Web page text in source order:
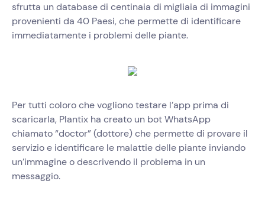
sfrutta un database di centinaia di migliaia di immagini
provenienti da 40 Paesi, che permette di identificare
immediatamente i problemi delle piante.
Per tutti coloro che vogliono testare l’app prima di
scaricarla, Plantix ha creato un bot WhatsApp
chiamato “doctor” (dottore) che permette di provare il
servizio e identificare le malattie delle piante inviando
un’immagine o descrivendo il problema in un
messaggio.